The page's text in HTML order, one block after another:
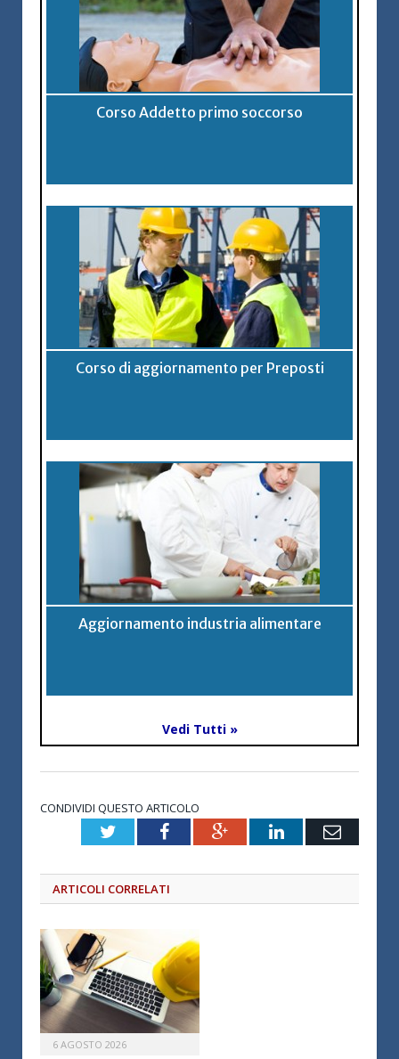
Corso Addetto primo soccorso
Corso di aggiornamento per Preposti
Aggiornamento industria alimentare
Vedi Tutti »
CONDIVIDI QUESTO ARTICOLO
TwitterFacebookGoogle+LinkedInEmail
ARTICOLI CORRELATI
6 AGOSTO 2026